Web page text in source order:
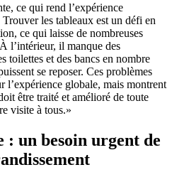
ce qui rend l’expérience
les tableaux est un défi en
ce qui laisse de nombreuses
l’intérieur, il manque des
toilettes et des bancs en nombre
se reposer. Ces problèmes
l’expérience globale, mais montrent
être traité et amélioré de toute
visite à tous.»
: un besoin urgent de